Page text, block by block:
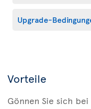
Upgrade-
Vorteile
Gönnen Sie sich